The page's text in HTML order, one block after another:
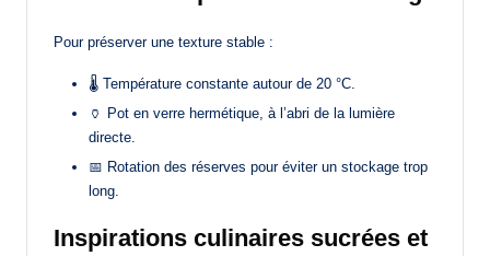
Pour préserver une texture stable :
🌡️ Température constante autour de 20 °C.
🏺 Pot en verre hermétique, à l’abri de la lumière
directe.
📅 Rotation des réserves pour éviter un stockage trop
long.
Inspirations culinaires sucrées et